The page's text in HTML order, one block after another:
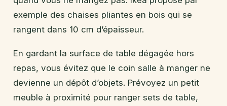
exemple des chaises pliantes en bois qui se
rangent dans 10 cm d’épaisseur.
En gardant la surface de table dégagée hors
repas, vous évitez que le coin salle à manger ne
devienne un dépôt d’objets. Prévoyez un petit
meuble à proximité pour ranger sets de table,